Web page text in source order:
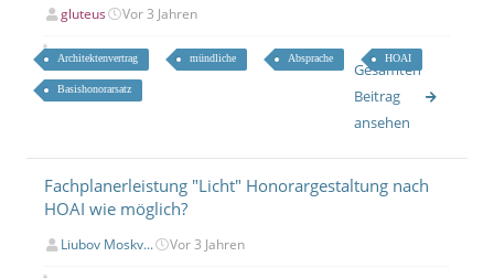
gluteus Vor 3 Jahren
Architektenvertrag mündliche Absprache HOAI
Basishonorarsatz
Gesamten
Beitrag
ansehen
Fachplanerleistung "Licht" Honorargestaltung nach
HOAI wie möglich?
Liubov Moskv... Vor 3 Jahren